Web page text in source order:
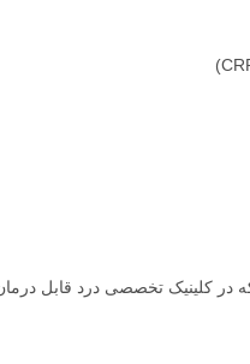
در کلینیک تخصصی درد قابل